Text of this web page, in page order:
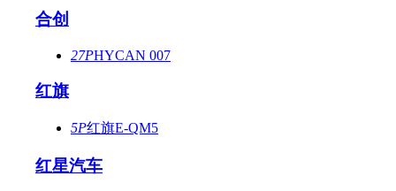
合创
27PHYCAN 007
红旗
5P红旗E-QM5
红星汽车